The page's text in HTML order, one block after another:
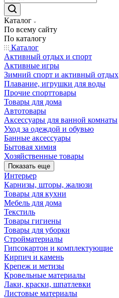
Каталог
По всему сайту
По каталогу
Каталог
Активный отдых и спорт
Активные игры
Зимний спорт и активный отдых
Плавание, игрушки для воды
Прочие спорттовары
Товары для дома
Автотовары
Аксессуары для ванной комнаты
Уход за одеждой и обувью
Банные аксессуары
Бытовая химия
Хозяйственные товары
Показать еще
Интерьер
Карнизы, шторы, жалюзи
Товары для кухни
Мебель для дома
Текстиль
Товары гигиены
Товары для уборки
Стройматериалы
Гипсокартон и комплектующие
Кирпич и камень
Крепеж и метизы
Кровельные материалы
Лаки, краски, шпатлевки
Листовые материалы